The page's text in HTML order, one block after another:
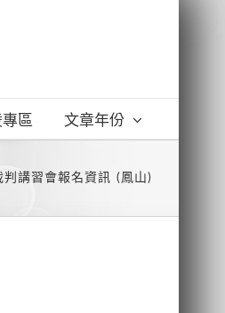
區 文章年份
判講習會報名資訊 (鳳山)